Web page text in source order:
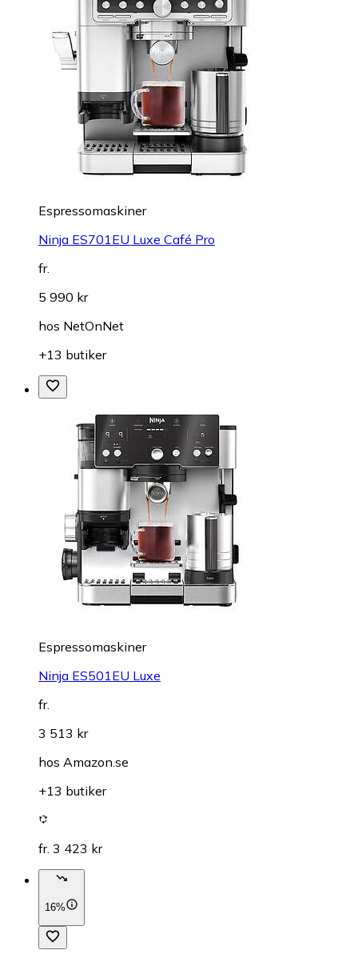
Espressomaskiner
Ninja ES701EU Luxe Café Pro
fr.
5 990 kr
hos NetOnNet
+13 butiker
Espressomaskiner
Ninja ES501EU Luxe
fr.
3 513 kr
hos Amazon.se
+13 butiker
fr. 3 423 kr
16%